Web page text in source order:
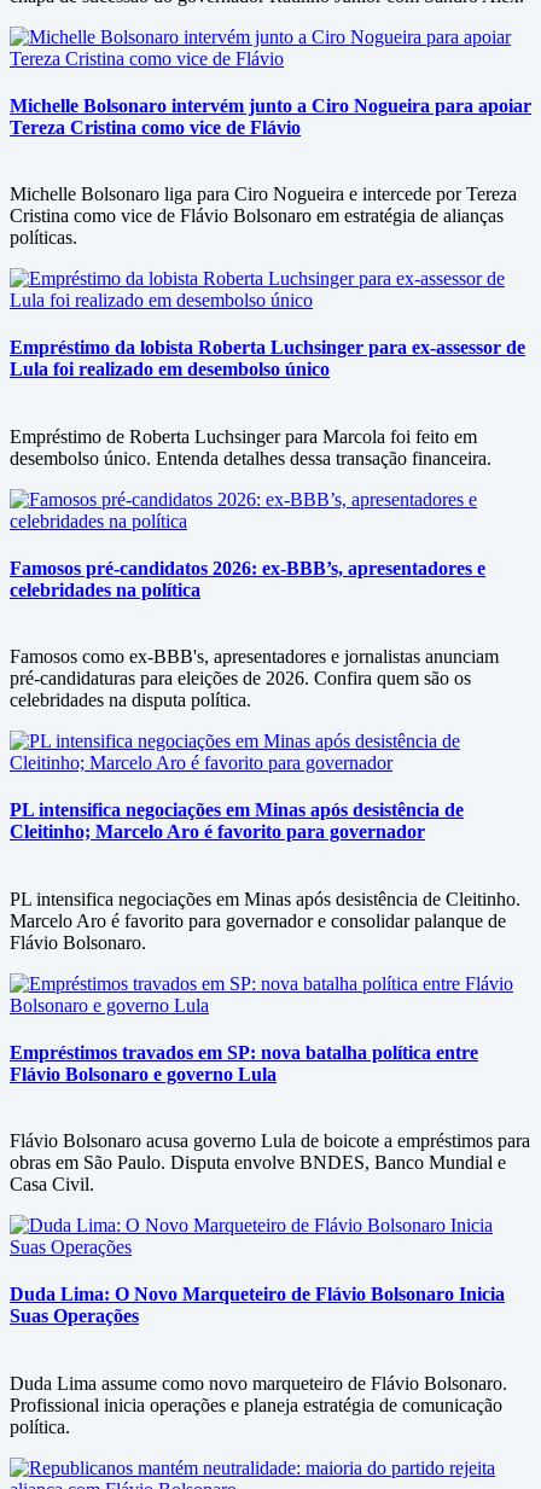
Michelle Bolsonaro intervém junto a Ciro Nogueira para apoiar
Tereza Cristina como vice de Flávio
Michelle Bolsonaro liga para Ciro Nogueira e intercede por Tereza
Cristina como vice de Flávio Bolsonaro em estratégia de alianças
políticas.
Empréstimo da lobista Roberta Luchsinger para ex-assessor de
Lula foi realizado em desembolso único
Empréstimo de Roberta Luchsinger para Marcola foi feito em
desembolso único. Entenda detalhes dessa transação financeira.
Famosos pré-candidatos 2026: ex-BBB’s, apresentadores e
celebridades na política
Famosos como ex-BBB's, apresentadores e jornalistas anunciam
pré-candidaturas para eleições de 2026. Confira quem são os
celebridades na disputa política.
PL intensifica negociações em Minas após desistência de
Cleitinho; Marcelo Aro é favorito para governador
PL intensifica negociações em Minas após desistência de Cleitinho.
Marcelo Aro é favorito para governador e consolidar palanque de
Flávio Bolsonaro.
Empréstimos travados em SP: nova batalha política entre
Flávio Bolsonaro e governo Lula
Flávio Bolsonaro acusa governo Lula de boicote a empréstimos para
obras em São Paulo. Disputa envolve BNDES, Banco Mundial e
Casa Civil.
Duda Lima: O Novo Marqueteiro de Flávio Bolsonaro Inicia
Suas Operações
Duda Lima assume como novo marqueteiro de Flávio Bolsonaro.
Profissional inicia operações e planeja estratégia de comunicação
política.